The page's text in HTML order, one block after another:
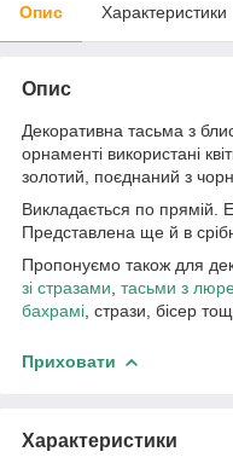
Опис Характеристики
Опис
Декоративна тасьма з
орнаменті використані
золотий, поєднаний з
Викладається по прямій.
Представлена ще й в
Пропонуємо також для
зі стразами тасьми з
бахрамі , стрази, бісер
Приховати
Характеристики